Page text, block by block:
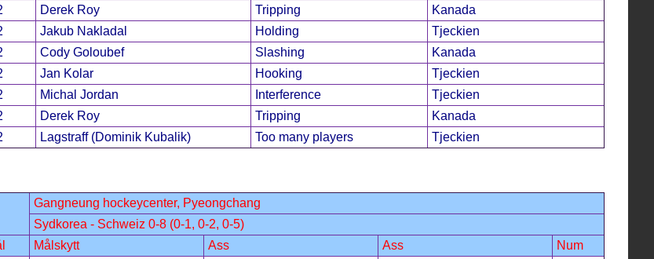
Derek Roy Tripping
Kanada
Jakub Nakladal Holding
Tjeckien
Cody Goloubef Slashing
Kanada
Jan Kolar Hooking
Tjeckien
Michal Jordan Interference
Tjeckien
Derek Roy Tripping
Kanada
Lagstraff (Dominik Kubalik) Too many players Tjeckien
Gangneung hockeycenter, Pyeongchang
Sydkorea - Schweiz 0-8 (0-1, 0-2, 0-5)
Målskytt Ass Ass
Num